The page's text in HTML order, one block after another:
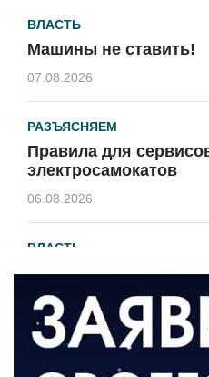
ВЛАСТЬ
Машины не ставить!
07.08.2026
РАЗЪЯСНЯЕМ
Правила для
электросамокатов
06.08.2026
ВЛАСТЬ
В 2026 году
водоподготовки в
06.08.2026
ВЛАСТЬ